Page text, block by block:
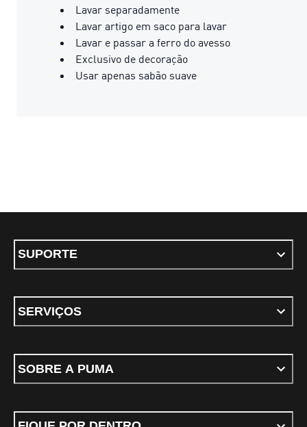
Lavar separadamente
Lavar artigo em saco para lavar
Lavar e passar a ferro do avesso
Exclusivo de decoração
Usar apenas sabão suave
SUPORTE
SERVIÇOS
SOBRE A PUMA